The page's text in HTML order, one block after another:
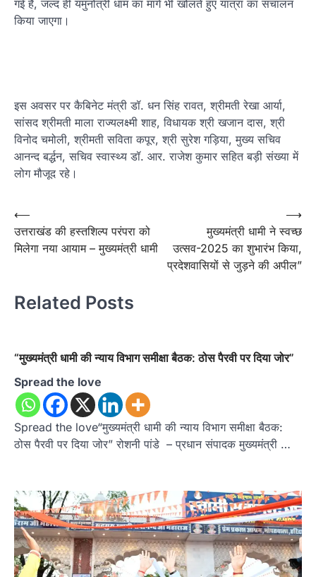
गई है, जल्द ही यमुनोत्री धाम का मार्ग भी खोलते हुए यात्रा का संचालन
किया जाएगा।
इस अवसर पर कैबिनेट मंत्री डॉ. धन सिंह रावत, श्रीमती रेखा आर्या,
सांसद श्रीमती माला राज्यलक्ष्मी शाह, विधायक श्री खजान दास, श्री
विनोद चमोली, श्रीमती सविता कपूर, श्री सुरेश गड़िया, मुख्य सचिव
आनन्द बर्द्धन, सचिव स्वास्थ्य डॉ. आर. राजेश कुमार सहित बड़ी संख्या में
लोग मौजूद रहे।
Post
navigation
⟵
उत्तराखंड की हस्तशिल्प परंपरा को
मिलेगा नया आयाम – मुख्यमंत्री धामी
मुख्यमंत्री धामी ने स्वच्छ
उत्सव-2025 का शुभारंभ किया,
प्रदेशवासियों से जुड़ने की अपील”
⟶
Related Posts
“मुख्यमंत्री धामी की न्याय विभाग समीक्षा बैठक: ठोस पैरवी पर दिया जोर”
Spread the love
Spread the love“मुख्यमंत्री धामी की न्याय विभाग समीक्षा बैठक:
ठोस पैरवी पर दिया जोर” रोशनी पांडे – प्रधान संपादक मुख्यमंत्री …